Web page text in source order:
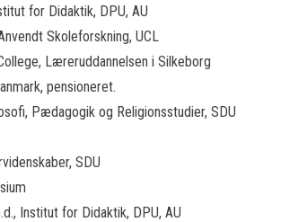
for Didaktik, DPU, AU
Skoleforskning, UCL
Læreruddannelsen i Silkeborg
pensioneret.
Pædagogik og Religionsstudier, SDU
SDU
Institut for Didaktik, DPU, AU